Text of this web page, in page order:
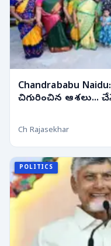
Chandrababu
చిగురించిన ఆశలు...
Ch Rajasekhar
POLITICS